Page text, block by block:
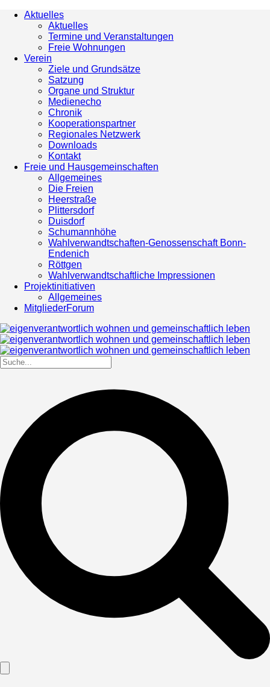
Aktuelles
Aktuelles
Termine und Veranstaltungen
Freie Wohnungen
Verein
Ziele und Grundsätze
Satzung
Organe und Struktur
Medienecho
Chronik
Kooperationspartner
Regionales Netzwerk
Downloads
Kontakt
Freie und Hausgemeinschaften
Allgemeines
Die Freien
Heerstraße
Plittersdorf
Duisdorf
Schumannhöhe
Wahlverwandtschaften-Genossenschaft Bonn-
Endenich
Röttgen
Wahlverwandtschaftliche Impressionen
Projektinitiativen
Allgemeines
MitgliederForum